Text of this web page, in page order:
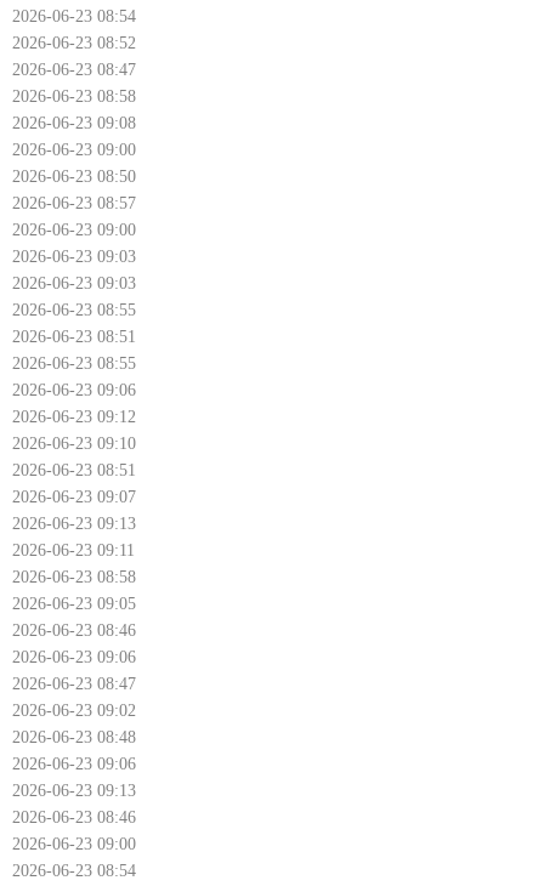
2026-06-23 08:54
2026-06-23 08:52
2026-06-23 08:47
2026-06-23 08:58
2026-06-23 09:08
2026-06-23 09:00
2026-06-23 08:50
2026-06-23 08:57
2026-06-23 09:00
2026-06-23 09:03
2026-06-23 09:03
2026-06-23 08:55
2026-06-23 08:51
2026-06-23 08:55
2026-06-23 09:06
2026-06-23 09:12
2026-06-23 09:10
2026-06-23 08:51
2026-06-23 09:07
2026-06-23 09:13
2026-06-23 09:11
2026-06-23 08:58
2026-06-23 09:05
2026-06-23 08:46
2026-06-23 09:06
2026-06-23 08:47
2026-06-23 09:02
2026-06-23 08:48
2026-06-23 09:06
2026-06-23 09:13
2026-06-23 08:46
2026-06-23 09:00
2026-06-23 08:54